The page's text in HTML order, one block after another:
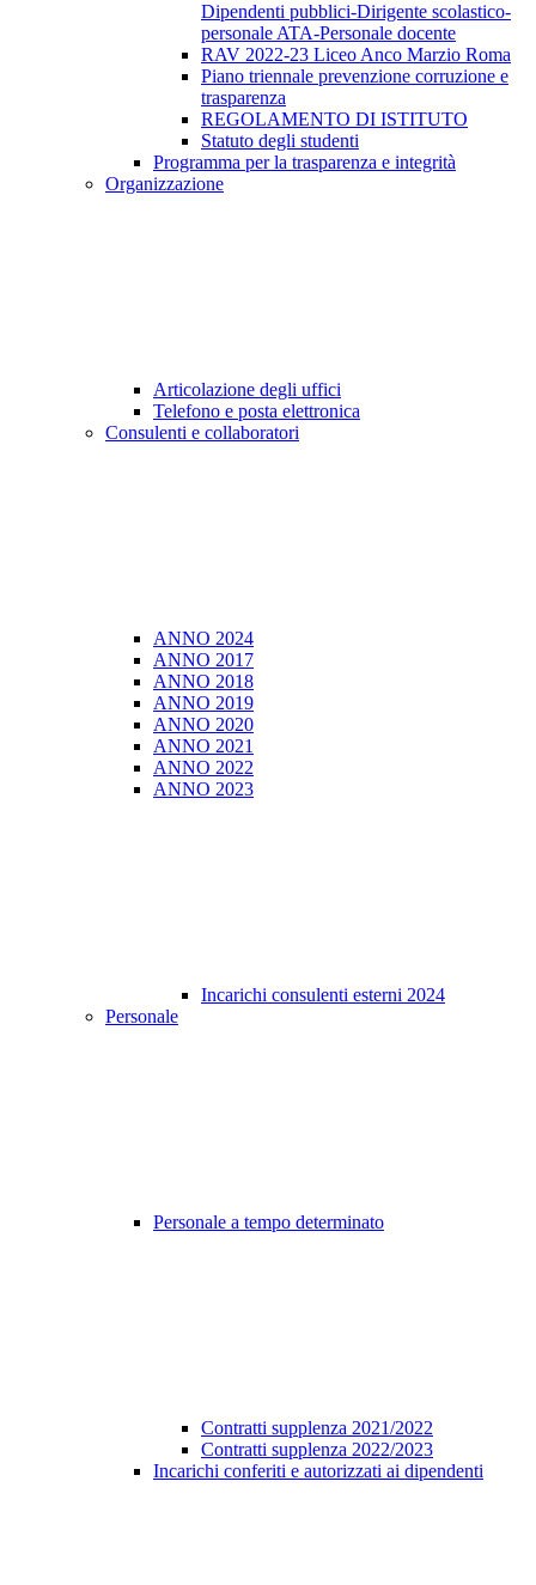
Dipendenti pubblici-Dirigente scolastico-
personale ATA-Personale docente
RAV 2022-23 Liceo Anco Marzio Roma
Piano triennale prevenzione corruzione e
trasparenza
REGOLAMENTO DI ISTITUTO
Statuto degli studenti
Programma per la trasparenza e integrità
Organizzazione
Articolazione degli uffici
Telefono e posta elettronica
Consulenti e collaboratori
ANNO 2024
ANNO 2017
ANNO 2018
ANNO 2019
ANNO 2020
ANNO 2021
ANNO 2022
ANNO 2023
Incarichi consulenti esterni 2024
Personale
Personale a tempo determinato
Contratti supplenza 2021/2022
Contratti supplenza 2022/2023
Incarichi conferiti e autorizzati ai dipendenti